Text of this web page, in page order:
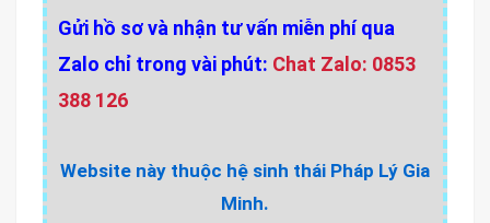
Gửi hồ sơ và nhận tư vấn miễn phí qua
Zalo chỉ trong vài phút: Chat Zalo: 0853
388 126
Website này thuộc hệ sinh thái Pháp Lý Gia
Minh.